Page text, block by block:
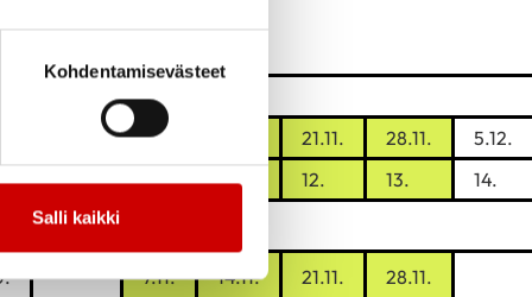
Kohdentamisevästeet
Salli kaikki
7.11. 21.11. 28.11.
5.12.
9. 10. 11. 12. 13.
14.
7.11. 14.11. 21.11. 28.11.